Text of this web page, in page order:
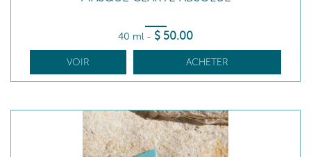
40 ml - $ 50.00
VOIR ACHETER